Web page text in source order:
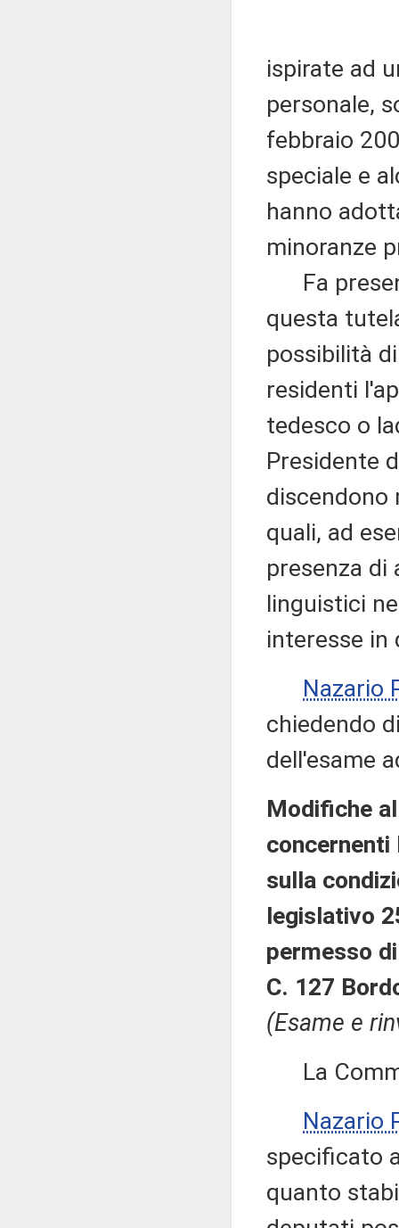
ispirate ad
personale,
febbraio
speciale e
hanno
minoranze
Fa
questa
possibilità
residenti
tedesco o
Presidente
discendono
quali, ad
presenza
linguistici
interesse in
Nazario
chiedendo
dell'esame
Modifiche
concernenti
sulla
legislativo
permesso
C. 127
(Esame e
La
Nazario
specificato
quanto